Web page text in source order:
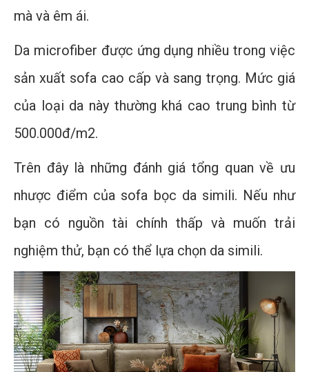
mà và êm ái.
Da microfiber được ứng dụng nhiều trong việc
sản xuất sofa cao cấp và sang trọng. Mức giá
của loại da này thường khá cao trung bình từ
500.000đ/m2.
Trên đây là những đánh giá tổng quan về ưu
nhược điểm của sofa bọc da simili. Nếu như
bạn có nguồn tài chính thấp và muốn trải
nghiệm thử, bạn có thể lựa chọn da simili.